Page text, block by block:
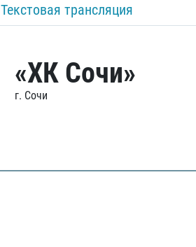
Текстовая трансляция
«ХК Сочи»
г. Сочи